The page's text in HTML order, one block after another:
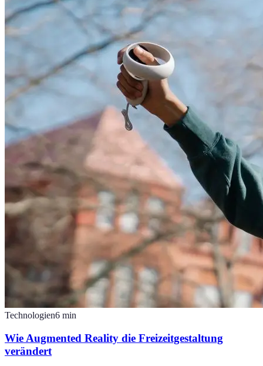
Technologien6 min
Wie Augmented Reality die Freizeitgestaltung
verändert